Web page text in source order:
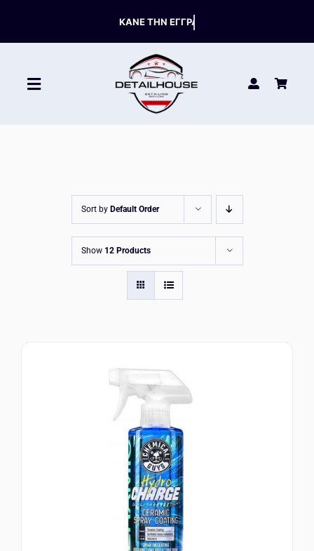
content
Toggle
ΑΞΕΣΟΥΑΡ
HOT OFFERS
Sort by Default Order
Show 12 Products